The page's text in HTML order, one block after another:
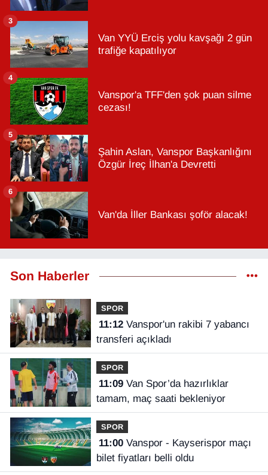
Van YYÜ Erciş yolu kavşağı 2 gün
trafiğe kapatılıyor
3
Vanspor'a TFF'den şok puan silme
cezası!
4
Şahin Aslan, Vanspor Başkanlığını
Özgür İreç İlhan'a Devretti
5
Van'da İller Bankası şoför alacak!
6
Son Haberler
SPOR
11:12Vanspor'un rakibi 7 yabancı
transferi açıkladı
SPOR
11:09Van Spor’da hazırlıklar
tamam, maç saati bekleniyor
SPOR
11:00Vanspor - Kayserispor maçı
bilet fiyatları belli oldu